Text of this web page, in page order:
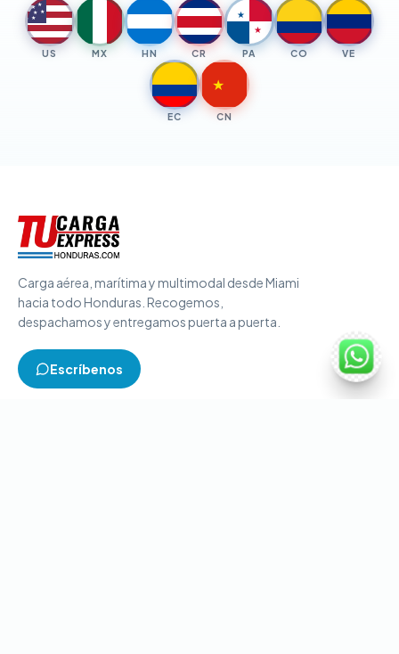
★ ★
★ ★
★
US MX HN CR
★
★
PA CO VE
EC
★
CN
Carga aérea, marítima y multimodal desde Miami
hacia todo Honduras. Recogemos,
despachamos y entregamos puerta a puerta.
Escríbenos